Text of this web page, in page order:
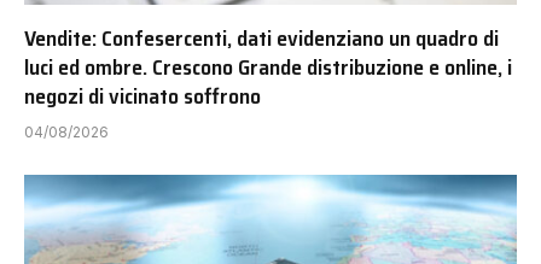
Vendite: Confesercenti, dati evidenziano un quadro di
luci ed ombre. Crescono Grande distribuzione e online, i
negozi di vicinato soffrono
04/08/2026